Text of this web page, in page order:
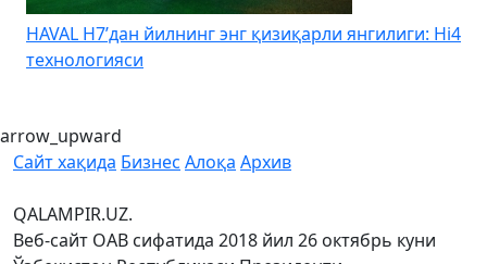
HAVAL H7’дан йилнинг энг қизиқарли янгилиги: Hi4
технологияси
arrow_upward
Сайт хақида Бизнес Алоқа Архив
QALAMPIR.UZ.
Веб-сайт ОАВ сифатида 2018 йил 26 октябрь куни